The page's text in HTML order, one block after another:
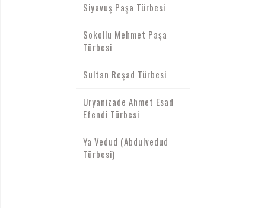
Siyavuş Paşa Türbesi
Sokollu Mehmet Paşa
Türbesi
Sultan Reşad Türbesi
Uryanizade Ahmet Esad
Efendi Türbesi
Ya Vedud (Abdulvedud
Türbesi)